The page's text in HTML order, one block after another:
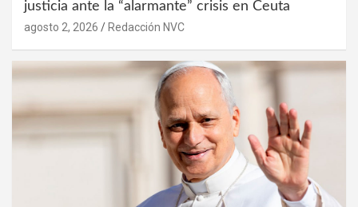
justicia ante la “alarmante” crisis en Ceuta
agosto 2, 2026 Redacción NVC